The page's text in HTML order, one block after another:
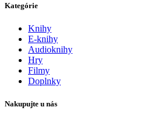
Kategórie
Knihy
E-knihy
Audioknihy
Hry
Filmy
Doplnky
Nakupujte u nás